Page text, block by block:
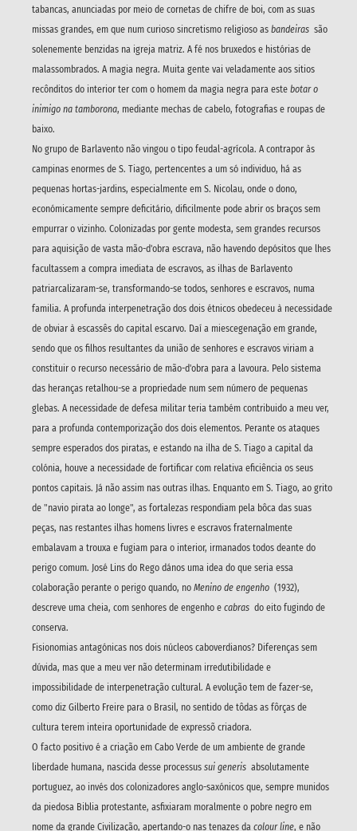
tabancas, anunciadas por meio de cornetas de chifre de boi, com as suas
missas grandes, em que num curioso sincretismo religioso as bandeiras são
solenemente benzidas na igreja matriz. A fé nos bruxedos e histórias de
malassombrados. A magia negra. Muita gente vai veladamente aos sitios
recônditos do interior ter com o homem da magia negra para este botar o
inimigo na tamborona, mediante mechas de cabelo, fotografias e roupas de
baixo.
No grupo de Barlavento não vingou o tipo feudal-agrícola. A contrapor às
campinas enormes de S. Tiago, pertencentes a um só individuo, há as
pequenas hortas-jardins, especialmente em S. Nicolau, onde o dono,
económicamente sempre deficitário, dificilmente pode abrir os braços sem
empurrar o vizinho. Colonizadas por gente modesta, sem grandes recursos
para aquisição de vasta mão-d'obra escrava, não havendo depósitos que lhes
facultassem a compra imediata de escravos, as ilhas de Barlavento
patriarcalizaram-se, transformando-se todos, senhores e escravos, numa
familia. A profunda interpenetração dos dois étnicos obedeceu à necessidade
de obviar à escassês do capital escarvo. Daí a miescegenação em grande,
sendo que os filhos resultantes da união de senhores e escravos viriam a
constituir o recurso necessário de mão-d'obra para a lavoura. Pelo sistema
das heranças retalhou-se a propriedade num sem número de pequenas
glebas. A necessidade de defesa militar teria também contribuido a meu ver,
para a profunda contemporização dos dois elementos. Perante os ataques
sempre esperados dos piratas, e estando na ilha de S. Tiago a capital da
colónia, houve a necessidade de fortificar com relativa eficiência os seus
pontos capitais. Já não assim nas outras ilhas. Enquanto em S. Tiago, ao grito
de "navio pirata ao longe", as fortalezas respondiam pela bôca das suas
peças, nas restantes ilhas homens livres e escravos fraternalmente
embalavam a trouxa e fugiam para o interior, irmanados todos deante do
perigo comum. José Lins do Rego dános uma idea do que seria essa
colaboração perante o perigo quando, no Menino de engenho (1932),
descreve uma cheia, com senhores de engenho e cabras do eito fugindo de
conserva.
Fisionomias antagónicas nos dois núcleos caboverdianos? Diferenças sem
dúvida, mas que a meu ver não determinam irredutibilidade e
impossibilidade de interpenetração cultural. A evolução tem de fazer-se,
como diz Gilberto Freire para o Brasil, no sentido de tôdas as fôrças de
cultura terem inteira oportunidade de expressõ criadora.
O facto positivo é a criação em Cabo Verde de um ambiente de grande
liberdade humana, nascida desse processus sui generis absolutamente
portuguez, ao invés dos colonizadores anglo-saxónicos que, sempre munidos
da piedosa Biblia protestante, asfixiaram moralmente o pobre negro em
nome da grande Civilização, apertando-o nas tenazes da colour line, e não